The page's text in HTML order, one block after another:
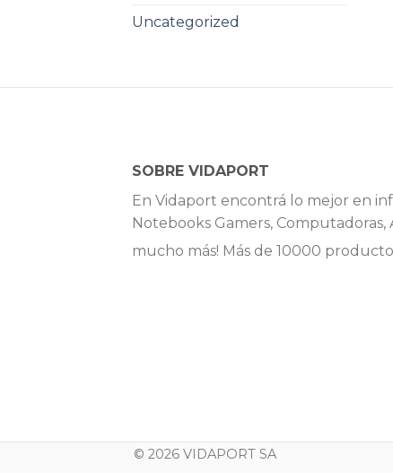
Uncategorized
SOBRE VIDAPORT
En Vidaport encontrá lo mejor en
Notebooks Gamers, Computadoras,
mucho más! Más de 10000
© 2026 VIDAPORT SA